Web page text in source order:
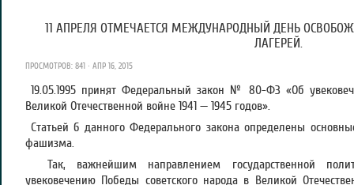
11 АПРЕЛЯ ОТМЕЧАЕТСЯ МЕЖДУНАРОДНЫЙ ДЕНЬ
ЛАГЕРЕЙ.
ПРОСМОТРОВ: 841 · АПР 16, 2015
19.05.1995 принят Федеральный закон № 80-ФЗ «Об
Великой Отечественной войне 1941 — 1945 годов».
Статьей 6 данного Федерального закона определены
фашизма.
Так, важнейшим направлением государственной
увековечению Победы советского народа в Великой